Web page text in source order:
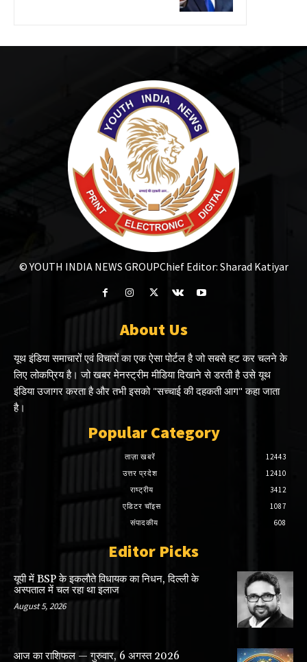
© YOUTH INDIA NEWS GROUPChief Editor: Sharad Katiyar
About Us
यूथ इंडिया समाचारों एवं विचारों का एक ऐसा पोर्टल है जो सबसे हट कर चलने के
लिए लोकप्रिय है। जो खबर मेनस्ट्रीम मीडिया दिखाने से डरती है उसे यूथ
इंडिया उजागर करता है और तभी इसको "सच्चाई की दहकती आग" कहा जाता
है।
Popular Category
ताज़ा खबरें
12443
उत्तर प्रदेश
12410
राष्ट्रीय
3412
एडिटर चॉइस
1087
संपादकीय
608
Editor Picks
यूपी में BSP के इकलाैते विधायक का निधन, दिल्ली के
अस्पताल में चल रहा था इलाज
August 5, 2026
आज का राशिफल — गुरुवार, 6 अगस्त 2026